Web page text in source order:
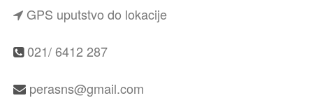
GPS uputstvo do lokacije
021/ 6412 287
perasns@gmail.com